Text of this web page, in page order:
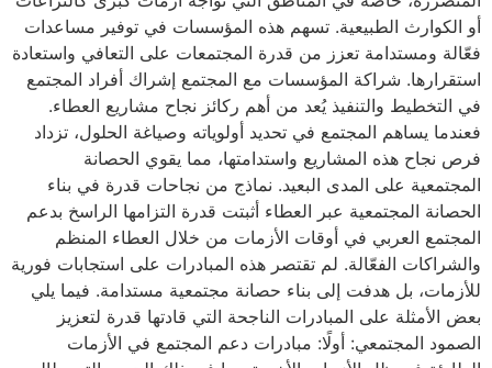
أو الكوارث الطبيعية. تسهم هذه المؤسسات في توفير مساعدات
فعّالة ومستدامة تعزز من قدرة المجتمعات على التعافي واستعادة
استقرارها. شراكة المؤسسات مع المجتمع إشراك أفراد المجتمع
في التخطيط والتنفيذ يُعد من أهم ركائز نجاح مشاريع العطاء.
فعندما يساهم المجتمع في تحديد أولوياته وصياغة الحلول، تزداد
فرص نجاح هذه المشاريع واستدامتها، مما يقوي الحصانة
المجتمعية على المدى البعيد. نماذج من نجاحات قدرة في بناء
الحصانة المجتمعية عبر العطاء أثبتت قدرة التزامها الراسخ بدعم
المجتمع العربي في أوقات الأزمات من خلال العطاء المنظم
والشراكات الفعّالة. لم تقتصر هذه المبادرات على استجابات فورية
للأزمات، بل هدفت إلى بناء حصانة مجتمعية مستدامة. فيما يلي
بعض الأمثلة على المبادرات الناجحة التي قادتها قدرة لتعزيز
الصمود المجتمعي: أولًا: مبادرات دعم المجتمع في الأزمات